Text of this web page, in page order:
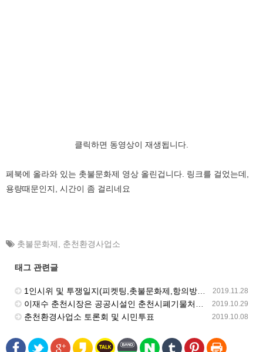
클릭하면 동영상이 재생됩니다.
페북에 올라와 있는 촛불문화제 영상 올린겁니다. 링크를 걸었는데,
용량때문인지, 시간이 좀 걸리네요
촛불문화제 춘천환경사업소
태그 관련글
2019.11.28
1인시위 및 투쟁일지(피켓팅,촛불문화제,항의방문)_11월 28일
2019.10.29
이재수 춘천시장은 공공시설인 춘천시폐기물처리시설(춘천환경공원)의 민간위탁을 해지하고 직접운영 결단하라!
2019.10.08
춘천환경사업소 토론회 및 시민투표